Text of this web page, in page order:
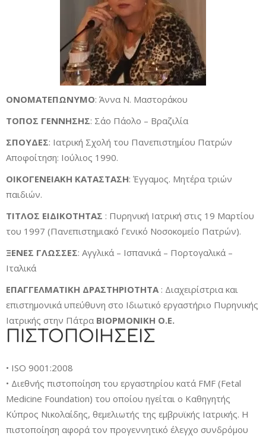
ΟΝΟΜΑΤΕΠΩΝΥΜΟ: Άννα Ν. Μαστοράκου
ΤΟΠΟΣ ΓΕΝΝΗΣΗΣ: Σάο Πάολο – Βραζιλία
ΣΠΟΥΔΕΣ: Ιατρική Σχολή του Πανεπιστημίου Πατρών
Αποφοίτηση: Ιούλιος 1990.
ΟΙΚΟΓΕΝΕΙΑΚΗ ΚΑΤΑΣΤΑΣΗ: Έγγαμος. Μητέρα τριών
παιδιών.
ΤΙΤΛΟΣ ΕΙΔΙΚΟΤΗΤΑΣ : Πυρηνική Ιατρική στις 19 Μαρτίου
του 1997 (Πανεπιστημιακό Γενικό Νοσοκομείο Πατρών).
ΞΕΝΕΣ ΓΛΩΣΣΕΣ: Αγγλικά – Ισπανικά – Πορτογαλικά –
Ιταλικά
ΕΠΑΓΓΕΛΜΑΤΙΚΗ ΔΡΑΣΤΗΡΙΟΤΗΤΑ : Διαχειρίστρια και
επιστημονικά υπεύθυνη στο Ιδιωτικό εργαστήριο Πυρηνικής
Ιατρικής στην Πάτρα ΒΙΟΡΜΟΝΙΚΗ Ο.Ε.
ΠΙΣΤΟΠΟΙΗΣΕΙΣ
• ISO 9001:2008
• Διεθνής πιστοποίηση του εργαστηρίου κατά FMF (Fetal
Medicine Foundation) του οποίου ηγείται ο Καθηγητής
Κύπρος Νικολαίδης, θεμελιωτής της εμβρυϊκής Ιατρικής. H
πιστοποίηση αφορά τον προγεννητικό έλεγχο συνδρόμου